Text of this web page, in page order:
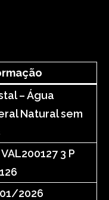
– Água
Natural sem
3 P
2026